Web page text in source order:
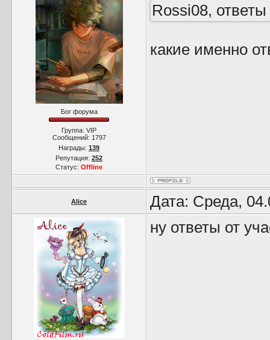
Бог форума
Группа: VIP
Сообщений: 1797
Награды: 139
Репутация: 252
Статус: Offline
Rossi08, ответы
какие именно
Alice Дата: Среда,
ну ответы от